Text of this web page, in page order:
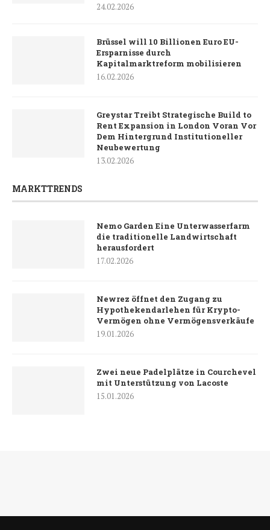
24.02.2026
Brüssel will 10 Billionen Euro EU-
Ersparnisse durch
Kapitalmarktreform mobilisieren
16.02.2026
Greystar Treibt Strategische Build to
Rent Expansion in London Voran Vor
Dem Hintergrund Institutioneller
Neubewertung
13.02.2026
MARKTTRENDS
Nemo Garden Eine Unterwasserfarm
die traditionelle Landwirtschaft
herausfordert
17.02.2026
Newrez öffnet den Zugang zu
Hypothekendarlehen für Krypto-
Vermögen ohne Vermögensverkäufe
19.01.2026
Zwei neue Padelplätze in Courchevel
mit Unterstützung von Lacoste
15.01.2026